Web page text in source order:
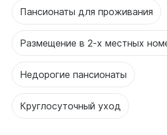
Пансионаты для проживания
Размещение в 2-х местных
Недорогие пансионаты
Круглосуточный уход